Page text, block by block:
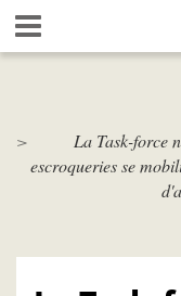
Aller
au
contenu
La Task-force
escroqueries se
Gestion de vos